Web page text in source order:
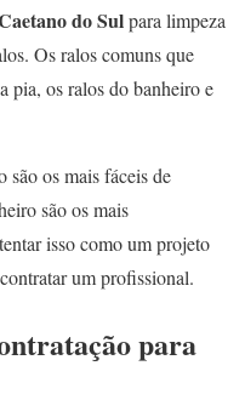
do Sulpara limpeza
Os ralos comuns que
pia, os ralos do banheiro e
são os mais fáceis de
são os mais
isso como um projeto
um profissional.
para